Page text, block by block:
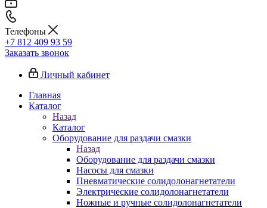
Телефоны
+7 812 409 93 59
Заказать звонок
Личный кабинет
Главная
Каталог
Назад
Каталог
Оборудование для раздачи смазки
Назад
Оборудование для раздачи смазки
Насосы для смазки
Пневматические солидолонагнетатели
Электрические солидолонагнетатели
Ножные и ручные солидолонагнетатели